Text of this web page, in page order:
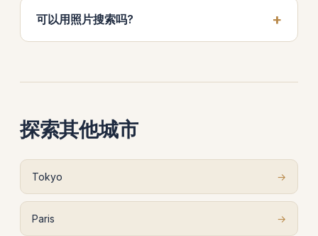
可以用照片搜索吗?
探索其他城市
Tokyo →
Paris →